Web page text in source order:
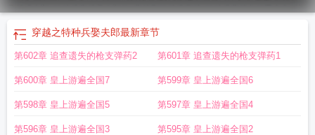
穿越成夫郎特种兵穿越养夫郎的穿越剧特种兵穿越特种兵穿越之种田全文特
种兵穿越宠夫
特种兵穿越娶夫郎 穿越之特种兵娶夫郎
兵带着两个飞行员穿越抗日
穿越种田特种兵穿越农女打猎免费阅读特种兵穿越打猎农家女的免费完结
田文
穿越特种兵的夫郎特种兵穿越古代娶夫郎 特种兵穿越嫁猎户的
兵情侣特种兵穿越农家女打猎
穿越之特种兵娶夫郎最新章节
第602章 追查遗失的枪支弹药2 第601章 追查遗失的枪支弹药1
第600章 皇上游遍全国7 第599章 皇上游遍全国6
第598章 皇上游遍全国5 第597章 皇上游遍全国4
第596章 皇上游遍全国3 第595章 皇上游遍全国2